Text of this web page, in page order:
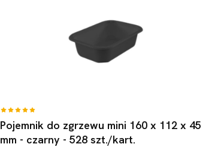
Pojemnik do zgrzewu mini 160 x 112 x 45
mm - czarny - 528 szt./kart.